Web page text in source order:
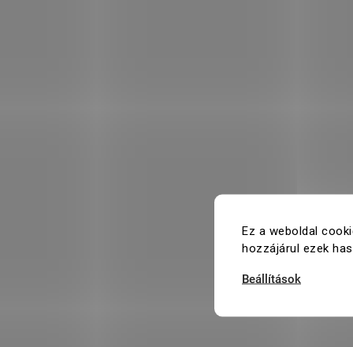
Ez a weboldal
hozzájárul ezek
Beállítások